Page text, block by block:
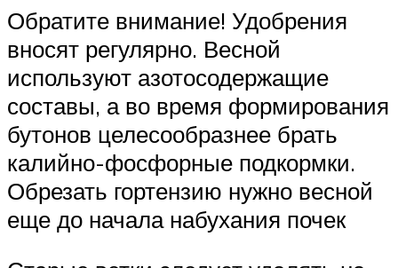
Обратите внимание! Удобрения
вносят регулярно. Весной
используют азотосодержащие
составы, а во время формирования
бутонов целесообразнее брать
калийно-фосфорные подкормки.
Обрезать гортензию нужно весной
еще до начала набухания почек